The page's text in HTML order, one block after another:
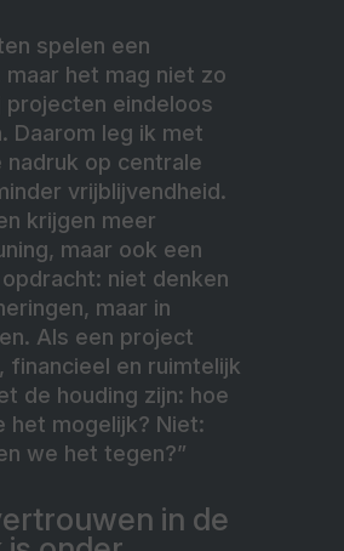
spelen een
maar het mag niet zo
projecten eindeloos
Daarom leg ik met
nadruk op centrale
vrijblijvendheid.
krijgen meer
maar ook een
niet denken
maar in
Als een project
financieel en ruimtelijk
de houding zijn: hoe
het mogelijk? Niet:
we het tegen?”
in de